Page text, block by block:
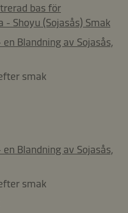
bas för
- Shoyu (Sojasås) Smak
Blandning av Sojasås,
smak
Blandning av Sojasås,
smak